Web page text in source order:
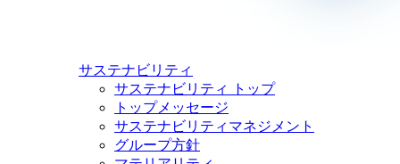
サステナビリティ
サステナビリティ トップ
トップメッセージ
サステナビリティマネジメント
グループ方針